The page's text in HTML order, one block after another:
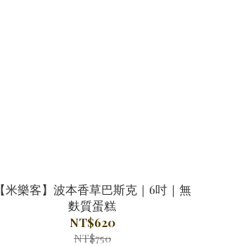
【米樂客】波本香草巴斯克｜6吋｜無
麩質蛋糕
NT$620
NT$750